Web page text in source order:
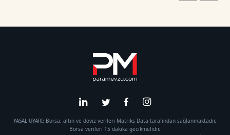
YASAL UYARI: Borsa, altın ve döviz verileri Matriks Data tarafından sağlanmaktadır.
Borsa verileri 15 dakika gecikmelidir.